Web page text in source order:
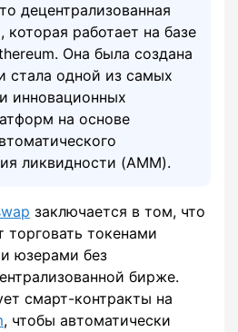
децентрализованная
которая работает на базе
Она была создана
стала одной из самых
инновационных
на основе
ликвидности (AMM).
заключается в том, что
торговать токенами
юзерами без
бирже.
смарт-контракты на
, чтобы автоматически